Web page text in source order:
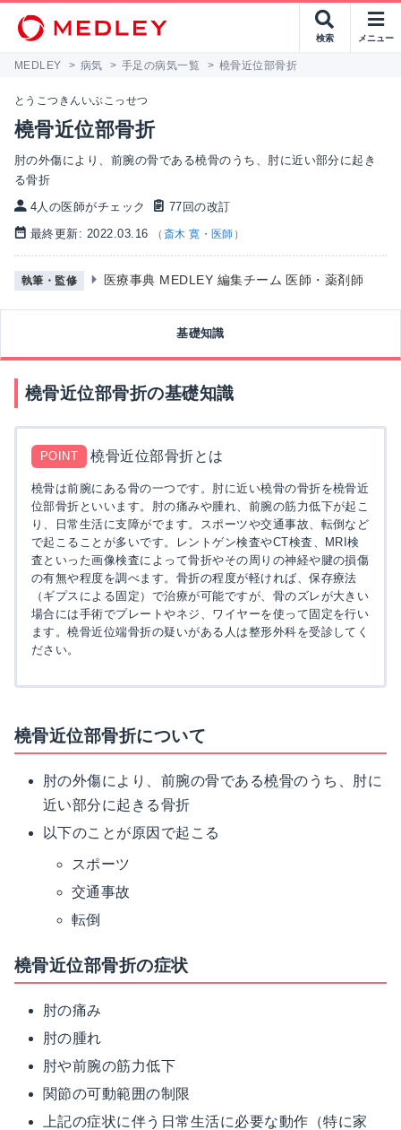
検索 メニュー
MEDLEY > 病気 > 手足の病気一覧 > 橈骨近位部骨折
とうこつきんいぶこっせつ
橈骨近位部骨折
肘の外傷により、前腕の骨である橈骨のうち、肘に近い部分に起き
る骨折
4人の医師がチェック
77回の改訂
最終更新: 2022.03.16
（ 斎木 寛・医師 ）
執筆・監修 医療事典 MEDLEY 編集チーム 医師・薬剤師
基礎知識
橈骨近位部骨折の基礎知識
POINT 橈骨近位部骨折とは
橈骨は前腕にある骨の一つです。肘に近い橈骨の骨折を橈骨近
位部骨折といいます。肘の痛みや腫れ、前腕の筋力低下が起こ
り、日常生活に支障がでます。スポーツや交通事故、転倒など
で起こることが多いです。レントゲン検査やCT検査、MRI検
査といった画像検査によって骨折やその周りの神経や腱の損傷
の有無や程度を調べます。骨折の程度が軽ければ、保存療法
（ギプスによる固定）で治療が可能ですが、骨のズレが大きい
場合には手術でプレートやネジ、ワイヤーを使って固定を行い
ます。橈骨近位端骨折の疑いがある人は整形外科を受診してく
ださい。
橈骨近位部骨折について
肘の外傷により、前腕の骨である橈骨のうち、肘に
近い部分に起きる骨折
以下のことが原因で起こる
スポーツ
交通事故
転倒
橈骨近位部骨折の症状
肘の痛み
肘の腫れ
肘や前腕の筋力低下
関節の可動範囲の制限
上記の症状に伴う日常生活に必要な動作（特に家